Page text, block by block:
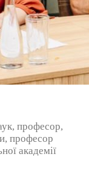
професор,
професор
академії